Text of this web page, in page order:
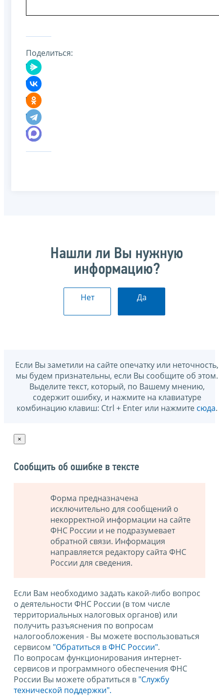
Поделиться:
Нашли ли Вы нужную
информацию?
Нет Да
Если Вы заметили на сайте опечатку или неточность,
мы будем признательны, если Вы сообщите об этом.
Выделите текст, который, по Вашему мнению,
содержит ошибку, и нажмите на клавиатуре
комбинацию клавиш: Ctrl + Enter или нажмите сюда.
×
Сообщить об ошибке в тексте
Форма предназначена
исключительно для сообщений о
некорректной информации на сайте
ФНС России и не подразумевает
обратной связи. Информация
направляется редактору сайта ФНС
России для сведения.
Если Вам необходимо задать какой-либо вопрос
о деятельности ФНС России (в том числе
территориальных налоговых органов) или
получить разъяснения по вопросам
налогообложения - Вы можете воспользоваться
сервисом "Обратиться в ФНС России".
По вопросам функционирования интернет-
сервисов и программного обеспечения ФНС
России Вы можете обратиться в "Службу
технической поддержки".